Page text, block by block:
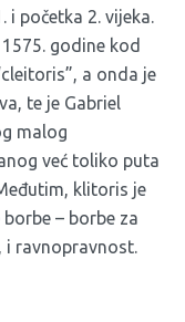
i početka 2. vijeka.
godine kod
a onda je
te je Gabriel
malog
već toliko puta
klitoris je
– borbe za
i ravnopravnost.